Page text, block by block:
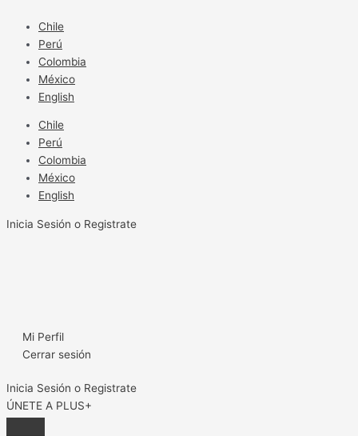
contenido
Chile
Perú
Colombia
México
English
Chile
Perú
Colombia
México
English
Inicia Sesión o Registrate
Mi Perfil
Cerrar sesión
Inicia Sesión o Registrate
ÚNETE A PLUS+